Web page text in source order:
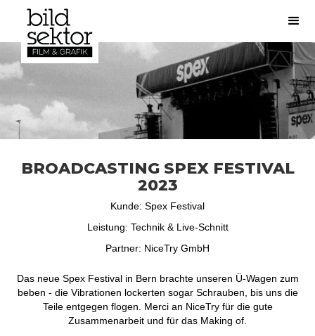
BROADCASTING SPEX FESTIVAL
2023
Kunde: Spex Festival
Leistung: Technik & Live-Schnitt
Partner: NiceTry GmbH
Das neue Spex Festival in Bern brachte unseren Ü-Wagen zum
beben - die Vibrationen lockerten sogar Schrauben, bis uns die
Teile entgegen flogen. Merci an NiceTry für die gute
Zusammenarbeit und für das Making of.